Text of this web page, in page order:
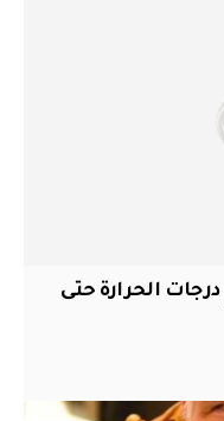
درجات الحرارة حتى